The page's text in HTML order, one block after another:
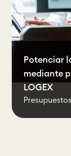
Potenciar
mediante
LOGEX
Presupuestos